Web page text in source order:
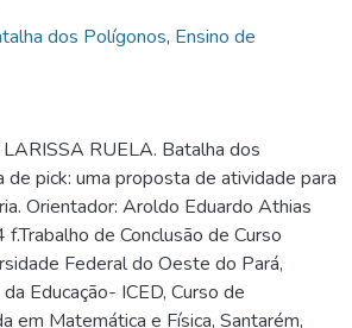
dos Polígonos, Ensino de
RUELA. Batalha dos
pick: uma proposta de atividade para
Orientador: Aroldo Eduardo Athias
de Conclusão de Curso
Federal do Oeste do Pará,
Educação- ICED, Curso de
em Matemática e Física, Santarém,